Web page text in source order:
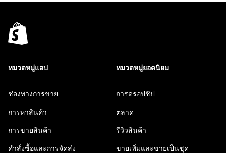
หมวดหมู่แอป
ช่องทางการขาย
การหาสินค้า
การขายสินค้า
คำสั่งซื้อและการจัดส่ง
หมวดหมู่ยอดนิยม
การดรอปชิป
ตลาด
รีวิวสินค้า
ขายเพิ่มและขายเป็นชุด